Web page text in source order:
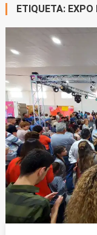
ETIQUETA: